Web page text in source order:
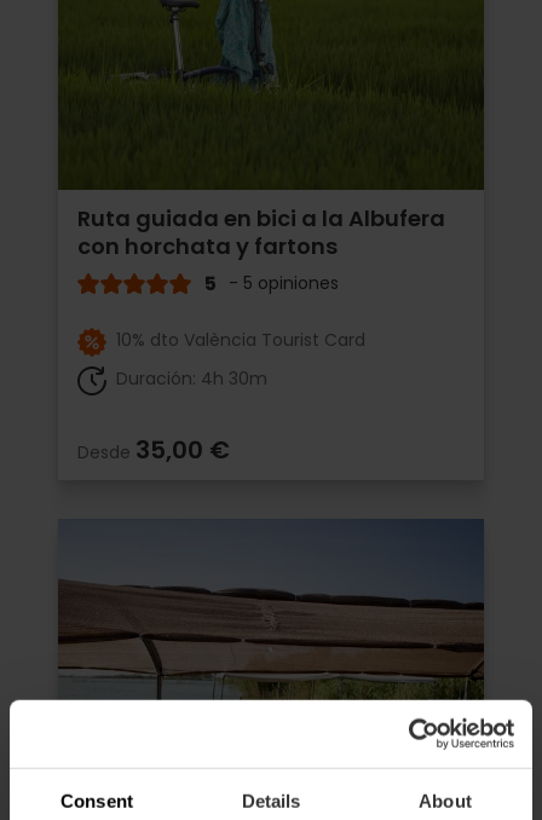
Consent Details About
Ruta guiada en bici a la Albufera
con horchata y fartons
5 - 5 opiniones
10% dto València Tourist Card
Duración: 4h 30m
Desde 35,00 €